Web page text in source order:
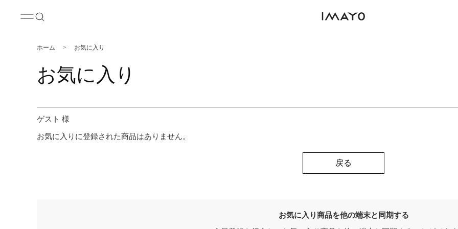
ホーム > お気に入り
お気に入り
ゲスト 様
お気に入りに登録された商品はありません。
戻る
お気に入り商品を他の端末と同期する